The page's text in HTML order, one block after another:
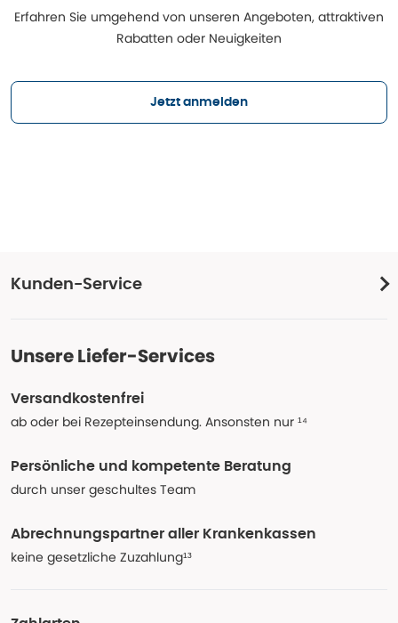
Erfahren Sie umgehend von unseren Angeboten, attraktiven
Rabatten oder Neuigkeiten
Jetzt anmelden
Kunden-Service
Unsere Liefer-Services
Versandkostenfrei
ab oder bei Rezepteinsendung. Ansonsten nur ¹⁴
Persönliche und kompetente Beratung
durch unser geschultes Team
Abrechnungspartner aller Krankenkassen
keine gesetzliche Zuzahlung¹³